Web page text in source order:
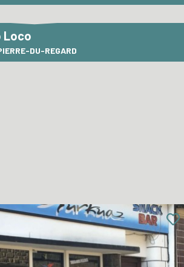
Loco
DU-REGARD